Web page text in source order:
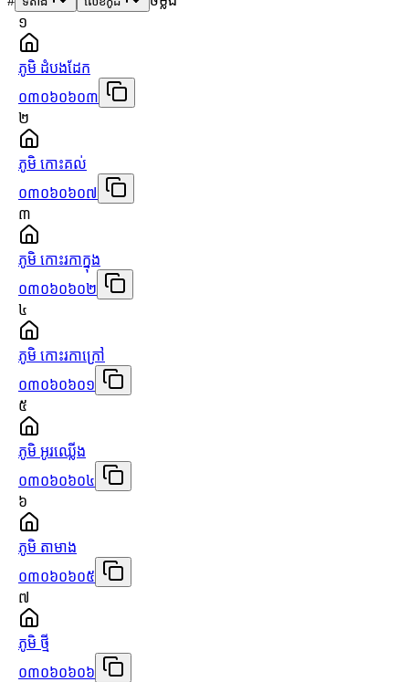
១
ភូមិ ដំបងដែក
០៣០៦០៦០៣
២
ភូមិ កោះគល់
០៣០៦០៦០៧
៣
ភូមិ កោះរកាក្នុង
០៣០៦០៦០២
៤
ភូមិ កោះរកាក្រៅ
០៣០៦០៦០១
៥
ភូមិ អូរឈ្លើង
០៣០៦០៦០៤
៦
ភូមិ តាមាង
០៣០៦០៦០៥
៧
ភូមិ ថ្មី
០៣០៦០៦០៦